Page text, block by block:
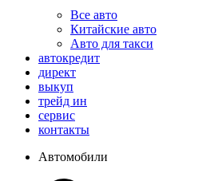
Все авто
Китайские авто
Авто для такси
автокредит
директ
выкуп
трейд ин
сервис
контакты
Автомобили